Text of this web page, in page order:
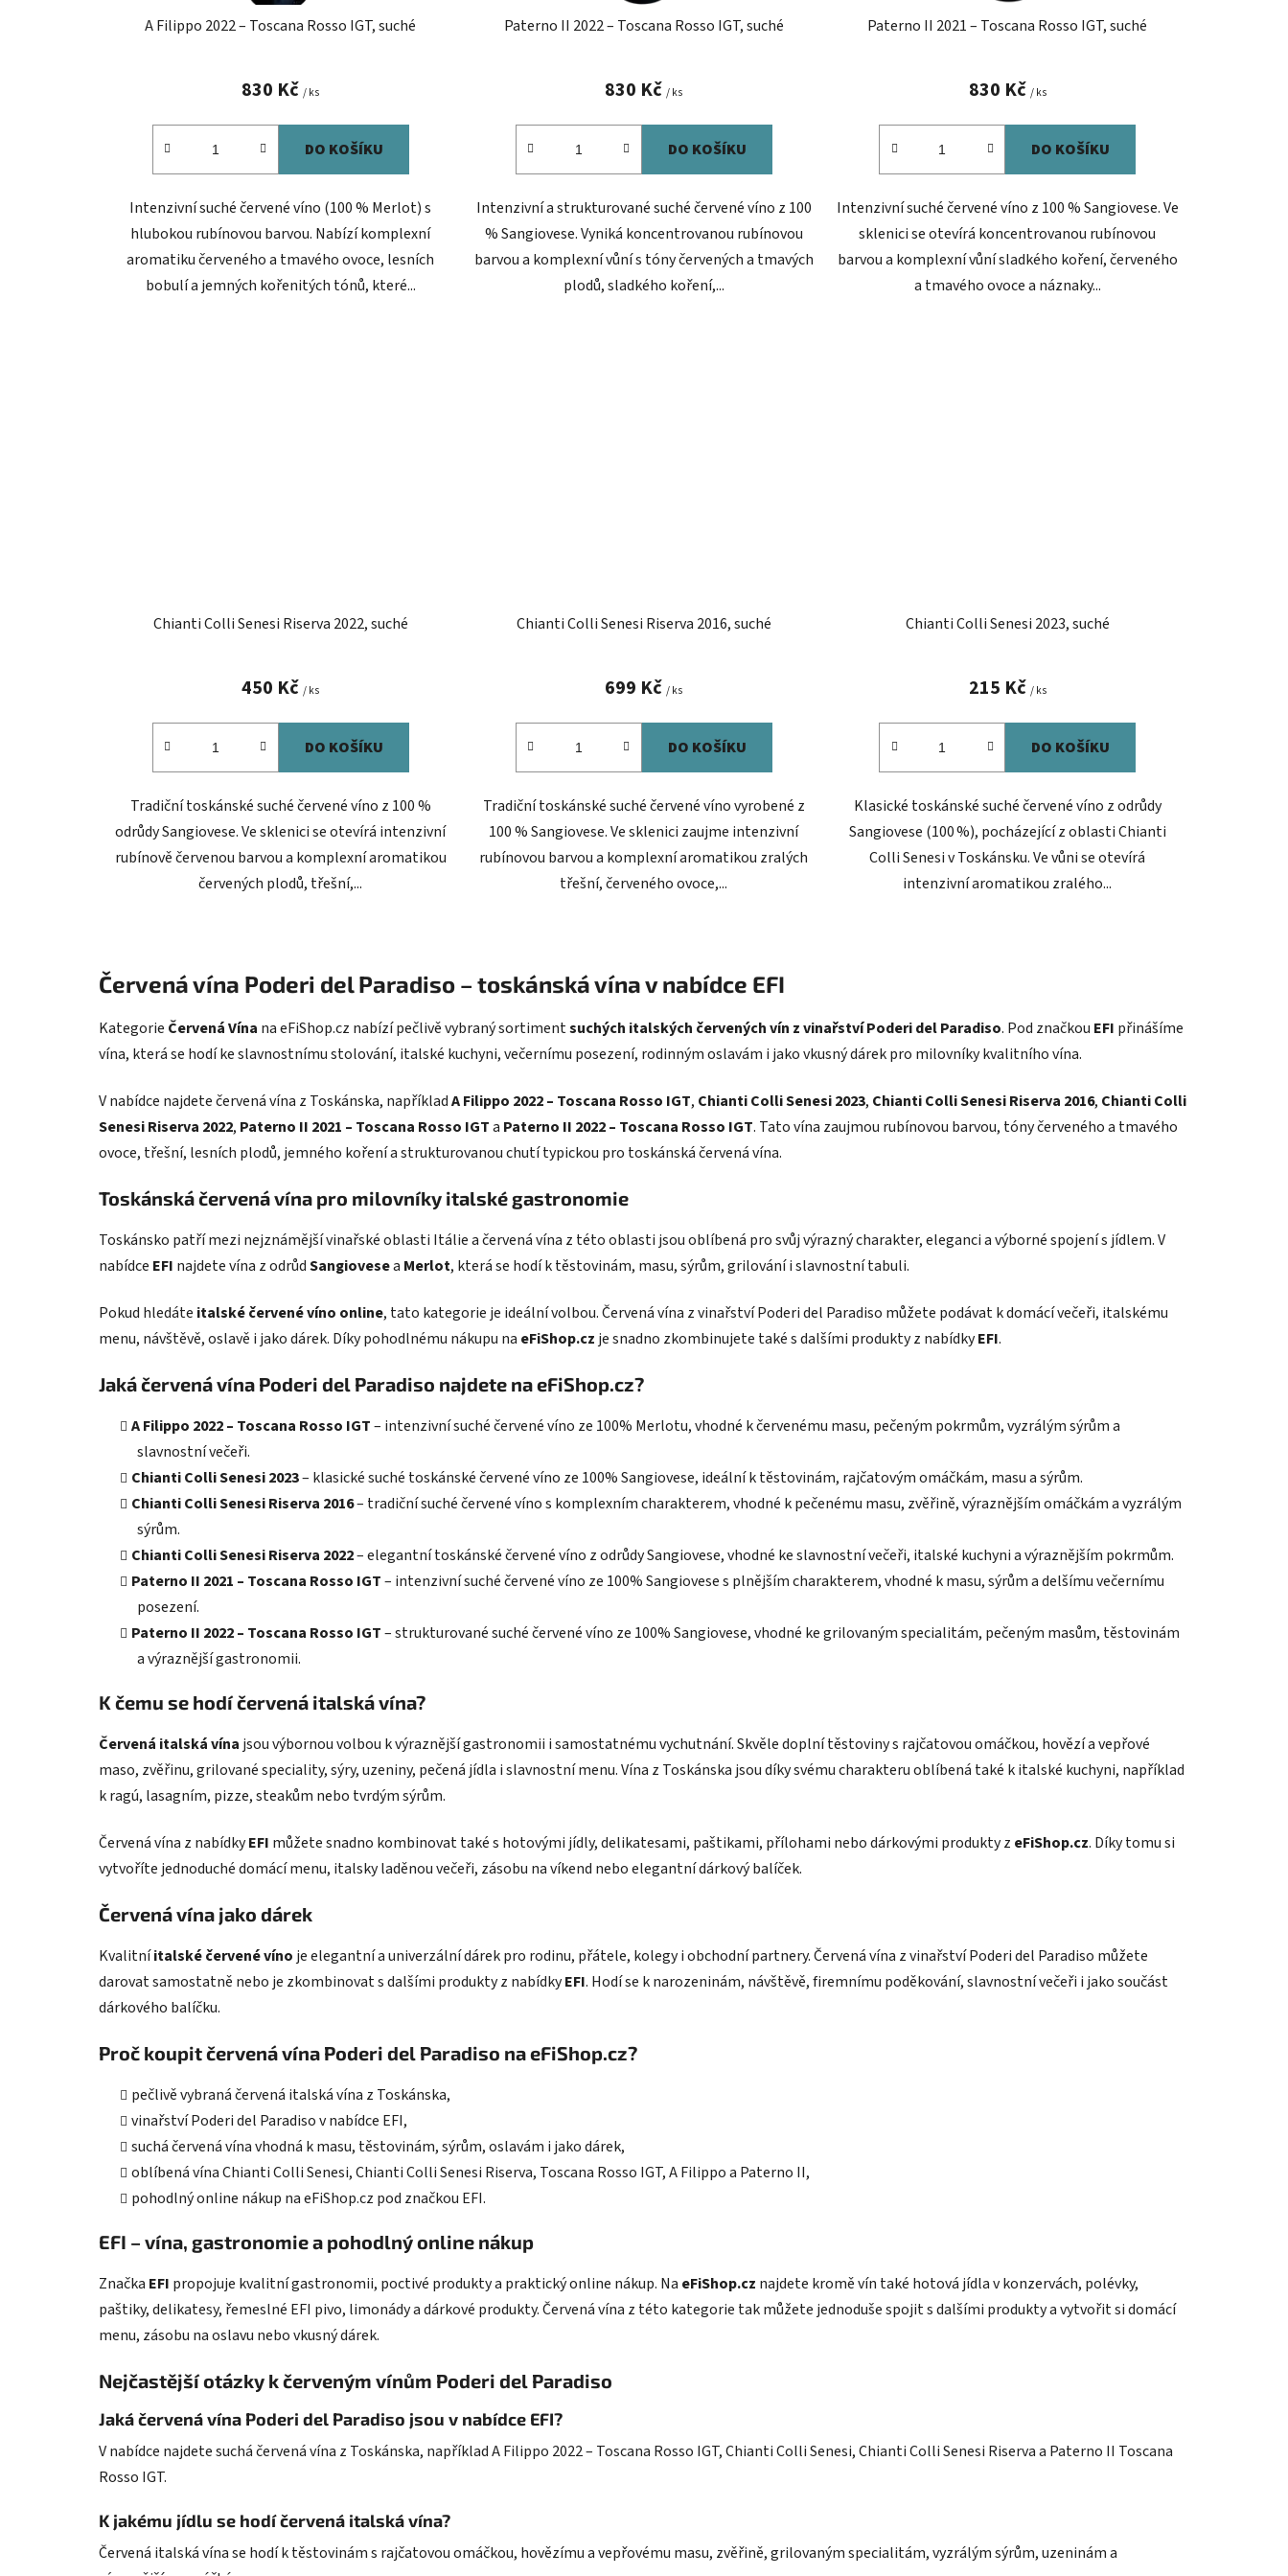
A Filippo 2022 – Toscana Rosso IGT, suché
830 Kč/ ks
DO KOŠÍKU
Intenzivní suché červené víno (100 % Merlot) s
hlubokou rubínovou barvou. Nabízí komplexní
aromatiku červeného a tmavého ovoce, lesních
bobulí a jemných kořenitých tónů, které...
Paterno II 2022 – Toscana Rosso IGT, suché
830 Kč/ ks
DO KOŠÍKU
Intenzivní a strukturované suché červené víno z 100
% Sangiovese. Vyniká koncentrovanou rubínovou
barvou a komplexní vůní s tóny červených a tmavých
plodů, sladkého koření,...
Paterno II 2021 – Toscana Rosso IGT, suché
830 Kč / ks
DO KOŠÍKU
Intenzivní suché červené víno z 100 % Sangiovese. Ve
sklenici se otevírá koncentrovanou rubínovou
barvou a komplexní vůní sladkého koření, červeného
a tmavého ovoce a náznaky...
Chianti Colli Senesi Riserva 2022, suché
450 Kč/ ks
DO KOŠÍKU
Tradiční toskánské suché červené víno z 100 %
odrůdy Sangiovese. Ve sklenici se otevírá intenzivní
rubínově červenou barvou a komplexní aromatikou
červených plodů, třešní,...
Chianti Colli Senesi Riserva 2016, suché
699 Kč/ ks
DO KOŠÍKU
Tradiční toskánské suché červené víno vyrobené z
100 % Sangiovese. Ve sklenici zaujme intenzivní
rubínovou barvou a komplexní aromatikou zralých
třešní, červeného ovoce,...
Chianti Colli Senesi 2023, suché
215 Kč / ks
DO KOŠÍKU
Klasické toskánské suché červené víno z odrůdy
Sangiovese (100 %), pocházející z oblasti Chianti
Colli Senesi v Toskánsku. Ve vůni se otevírá
intenzivní aromatikou zralého...
l
d
a
í
r
v
ý
p
s
Červená vína Poderi del Paradiso – toskánská vína v nabídce EFI
Kategorie Červená Vína na eFiShop.cz nabízí pečlivě vybraný sortimentsuchých italských červených vín z vinařství Poderi del Paradiso. Pod značkou EFI přinášíme
vína, která se hodí ke slavnostnímu stolování, italské kuchyni, večernímu posezení, rodinným oslavám i jako vkusný dárek pro milovníky kvalitního vína.
V nabídce najdete červená vína z Toskánska, napříkladA Filippo 2022 – Toscana Rosso IGT, Chianti Colli Senesi 2023, Chianti Colli Senesi Riserva 2016, Chianti Colli
Senesi Riserva 2022, Paterno II 2021 – Toscana Rosso IGTa Paterno II 2022 – Toscana Rosso IGT. Tato vína zaujmou rubínovou barvou, tóny červeného a tmavého
ovoce, třešní, lesních plodů, jemného koření a strukturovanou chutí typickou pro toskánská červená vína.
Toskánská červená vína pro milovníky italské gastronomie
Toskánsko patří mezi nejznámější vinařské oblasti Itálie a červená vína z této oblasti jsou oblíbená pro svůj výrazný charakter, eleganci a výborné spojení s jídlem. V
nabídce EFI najdete vína z odrůdSangiovesea Merlot, která se hodí k těstovinám, masu, sýrům, grilování i slavnostní tabuli.
Pokud hledáte italské červené víno online, tato kategorie je ideální volbou. Červená vína z vinařství Poderi del Paradiso můžete podávat k domácí večeři, italskému
menu, návštěvě, oslavě i jako dárek. Díky pohodlnému nákupu na eFiShop.cz je snadno zkombinujete také s dalšími produkty z nabídkyEFI.
Jaká červená vína Poderi del Paradiso najdete na eFiShop.cz?
A Filippo 2022 – Toscana Rosso IGT– intenzivní suché červené víno ze 100% Merlotu, vhodné k červenému masu, pečeným pokrmům, vyzrálým sýrům a
slavnostní večeři.
Chianti Colli Senesi 2023– klasické suché toskánské červené víno ze 100% Sangiovese, ideální k těstovinám, rajčatovým omáčkám, masu a sýrům.
Chianti Colli Senesi Riserva 2016– tradiční suché červené víno s komplexním charakterem, vhodné k pečenému masu, zvěřině, výraznějším omáčkám a vyzrálým
sýrům.
Chianti Colli Senesi Riserva 2022– elegantní toskánské červené víno z odrůdy Sangiovese, vhodné ke slavnostní večeři, italské kuchyni a výraznějším pokrmům.
Paterno II 2021 – Toscana Rosso IGT– intenzivní suché červené víno ze 100% Sangiovese s plnějším charakterem, vhodné k masu, sýrům a delšímu večernímu
posezení.
Paterno II 2022 – Toscana Rosso IGT– strukturované suché červené víno ze 100% Sangiovese, vhodné ke grilovaným specialitám, pečeným masům, těstovinám
a výraznější gastronomii.
K čemu se hodí červená italská vína?
Červená italská vína jsou výbornou volbou k výraznější gastronomii i samostatnému vychutnání. Skvěle doplní těstoviny s rajčatovou omáčkou, hovězí a vepřové
maso, zvěřinu, grilované speciality, sýry, uzeniny, pečená jídla i slavnostní menu. Vína z Toskánska jsou díky svému charakteru oblíbená také k italské kuchyni, například
k ragú, lasagním, pizze, steakům nebo tvrdým sýrům.
Červená vína z nabídkyEFI můžete snadno kombinovat také s hotovými jídly, delikatesami, paštikami, přílohami nebo dárkovými produkty z eFiShop.cz. Díky tomu si
vytvoříte jednoduché domácí menu, italsky laděnou večeři, zásobu na víkend nebo elegantní dárkový balíček.
Červená vína jako dárek
Kvalitníitalské červené víno je elegantní a univerzální dárek pro rodinu, přátele, kolegy i obchodní partnery. Červená vína z vinařství Poderi del Paradiso můžete
darovat samostatně nebo je zkombinovat s dalšími produkty z nabídkyEFI. Hodí se k narozeninám, návštěvě, firemnímu poděkování, slavnostní večeři i jako součást
dárkového balíčku.
Proč koupit červená vína Poderi del Paradiso na eFiShop.cz?
pečlivě vybraná červená italská vína z Toskánska,
vinařství Poderi del Paradiso v nabídce EFI,
suchá červená vína vhodná k masu, těstovinám, sýrům, oslavám i jako dárek,
oblíbená vína Chianti Colli Senesi, Chianti Colli Senesi Riserva, Toscana Rosso IGT, A Filippo a Paterno II,
pohodlný online nákup na eFiShop.cz pod značkou EFI.
EFI – vína, gastronomie a pohodlný online nákup
Značka EFI propojuje kvalitní gastronomii, poctivé produkty a praktický online nákup. Na eFiShop.cz najdete kromě vín také hotová jídla v konzervách, polévky,
paštiky, delikatesy, řemeslné EFI pivo, limonády a dárkové produkty. Červená vína z této kategorie tak můžete jednoduše spojit s dalšími produkty a vytvořit si domácí
menu, zásobu na oslavu nebo vkusný dárek.
Nejčastější otázky k červeným vínům Poderi del Paradiso
Jaká červená vína Poderi del Paradiso jsou v nabídce EFI?
V nabídce najdete suchá červená vína z Toskánska, například A Filippo 2022 – Toscana Rosso IGT, Chianti Colli Senesi, Chianti Colli Senesi Riserva a Paterno II Toscana
Rosso IGT.
K jakému jídlu se hodí červená italská vína?
Červená italská vína se hodí k těstovinám s rajčatovou omáčkou, hovězímu a vepřovému masu, zvěřině, grilovaným specialitám, vyzrálým sýrům, uzeninám a